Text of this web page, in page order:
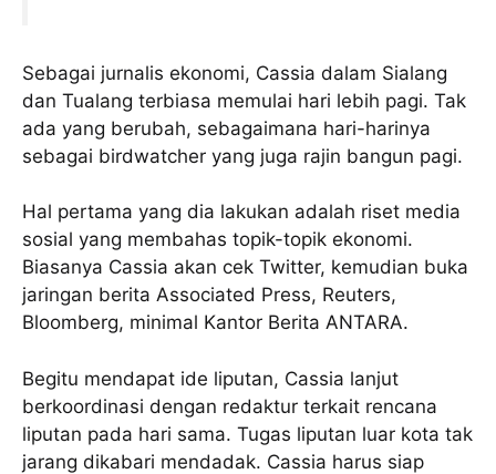
Sebagai jurnalis ekonomi, Cassia dalam Sialang
dan Tualang terbiasa memulai hari lebih pagi. Tak
ada yang berubah, sebagaimana hari-harinya
sebagai birdwatcher yang juga rajin bangun pagi.
Hal pertama yang dia lakukan adalah riset media
sosial yang membahas topik-topik ekonomi.
Biasanya Cassia akan cek Twitter, kemudian buka
jaringan berita Associated Press, Reuters,
Bloomberg, minimal Kantor Berita ANTARA.
Begitu mendapat ide liputan, Cassia lanjut
berkoordinasi dengan redaktur terkait rencana
liputan pada hari sama. Tugas liputan luar kota tak
jarang dikabari mendadak. Cassia harus siap